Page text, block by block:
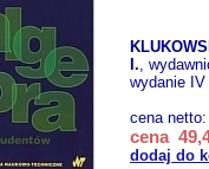
I.,
wydanie IV
cena
cena
dodaj do